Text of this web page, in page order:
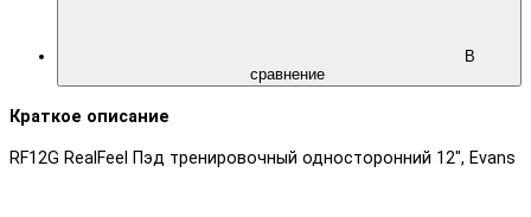
В
сравнение
Краткое описание
RF12G RealFeel Пэд тренировочный односторонний 12″, Evans